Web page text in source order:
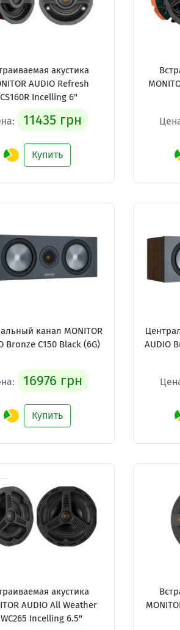
акустика
AUDIO Refresh
CS160R Incelling 6"
11435 грн
Купить
канал MONITOR
Bronze C150 Black (6G)
16976 грн
Купить
AUDIO
акустика
AUDIO All Weather
Incelling 6.5"